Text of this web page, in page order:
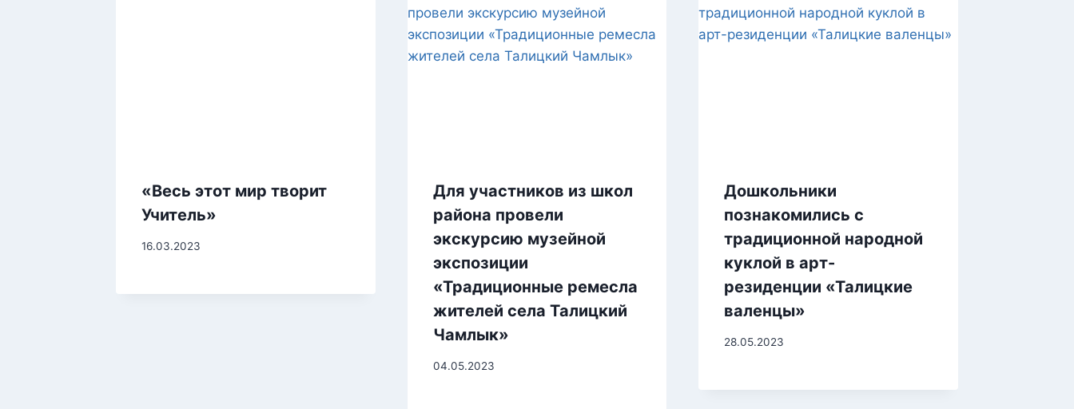
«Весь этот мир творит
Учитель»
16.03.2023
Для участников из школ
района провели
экскурсию музейной
экспозиции
«Традиционные ремесла
жителей села Талицкий
Чамлык»
04.05.2023
Дошкольники
познакомились с
традиционной народной
куклой в арт-
резиденции «Талицкие
валенцы»
28.05.2023